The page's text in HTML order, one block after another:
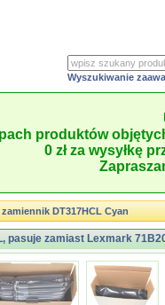
Wyszukiwanie
produktów
0 zł za wysyłkę
zamiennik DT317HCL Cyan
pasuje zamiast Lexmark